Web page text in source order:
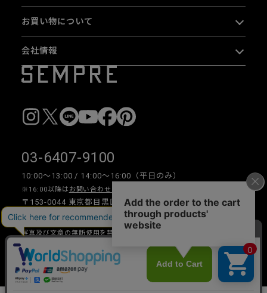
お買い物について
会社情報
03-6407-9100
10:00〜13:00 / 14:00〜16:00（平日のみ）
※16:00以降は お問い合わせフォーム
〒153-0044 東京都目黒区大橋 2-16-26 1F・2F
写真及び文章の無断使用を禁じます。
Copyright © 2026 SEMPRE DESIGN CO., LTD.All right reserved.
__